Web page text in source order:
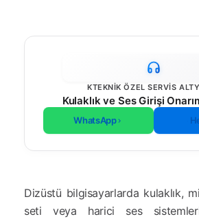
KTEKNIK ÖZEL SERVIS
Kulaklık ve Ses Girişi
WhatsApp
Dizüstü bilgisayarlarda kulaklık,
seti veya harici ses